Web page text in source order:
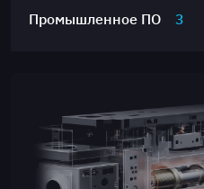
Промышленное ПО 3